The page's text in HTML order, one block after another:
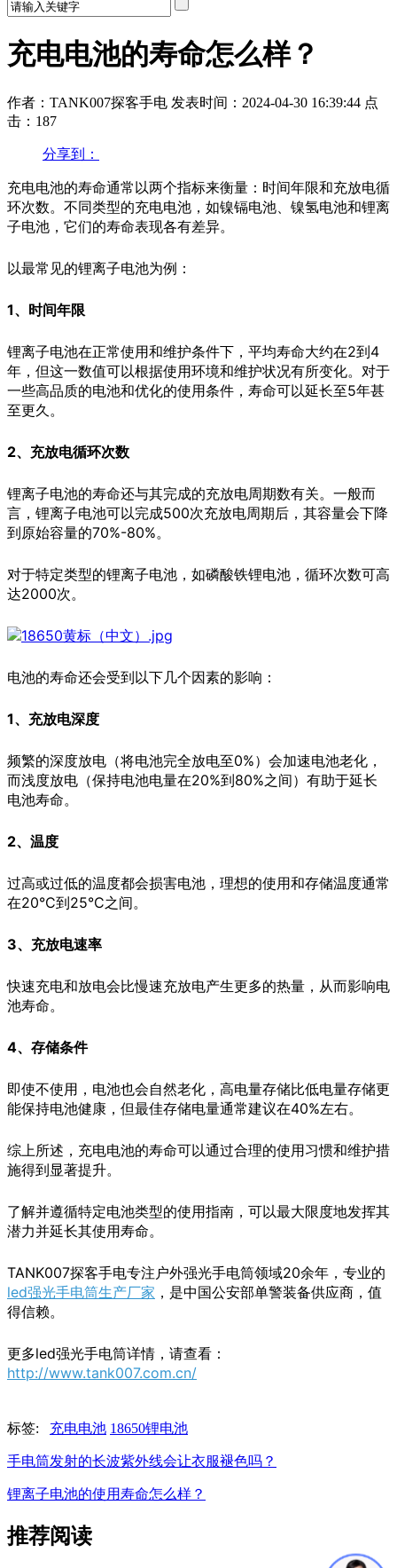
充电电池的寿命怎么样？
作者：TANK007探客手电 发表时间：2024-04-30 16:39:44 点
击：187
分享到：
充电电池的寿命通常以两个指标来衡量：时间年限和充放电循
环次数。不同类型的充电电池，如镍镉电池、镍氢电池和锂离
子电池，它们的寿命表现各有差异。
以最常见的锂离子电池为例：
1、时间年限
锂离子电池在正常使用和维护条件下，平均寿命大约在2到4
年，但这一数值可以根据使用环境和维护状况有所变化。对于
一些高品质的电池和优化的使用条件，寿命可以延长至5年甚
至更久。
2、充放电循环次数
锂离子电池的寿命还与其完成的充放电周期数有关。一般而
言，锂离子电池可以完成500次充放电周期后，其容量会下降
到原始容量的70%-80%。
对于特定类型的锂离子电池，如磷酸铁锂电池，循环次数可高
达2000次。
电池的寿命还会受到以下几个因素的影响：
1、充放电深度
频繁的深度放电（将电池完全放电至0%）会加速电池老化，
而浅度放电（保持电池电量在20%到80%之间）有助于延长
电池寿命。
2、温度
过高或过低的温度都会损害电池，理想的使用和存储温度通常
在20°C到25°C之间。
3、充放电速率
快速充电和放电会比慢速充放电产生更多的热量，从而影响电
池寿命。
4、存储条件
即使不使用，电池也会自然老化，高电量存储比低电量存储更
能保持电池健康，但最佳存储电量通常建议在40%左右。
综上所述，充电电池的寿命可以通过合理的使用习惯和维护措
施得到显著提升。
了解并遵循特定电池类型的使用指南，可以最大限度地发挥其
潜力并延长其使用寿命。
TANK007探客手电专注户外强光手电筒领域20余年，专业的
led强光手电筒生产厂家 ，是中国公安部单警装备供应商，值
得信赖。
更多led强光手电筒详情，请查看：
http://www.tank007.com.cn/
标签: 充电电池 18650锂电池
手电筒发射的长波紫外线会让衣服褪色吗？
锂离子电池的使用寿命怎么样？
推荐阅读